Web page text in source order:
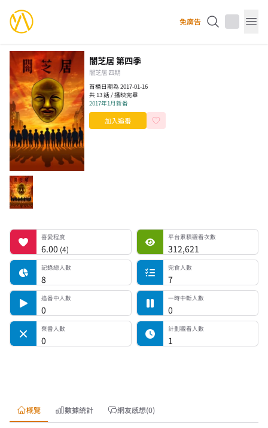
YourAnimes 你的動畫 免廣告
闇芝居 第四季
闇芝居 四期
首播日期為 2017-01-16
共 13 話 / 播映完畢
2017年1月新番
加入追番
喜愛程度喜愛程度
6.00 (4)
平台累積觀看次數 平台累積觀看次數
312,621
記錄總人數
記錄總人數
8
完食人數
完食人數
7
追番中人數
追番中人數
0
一時中斷人數
一時中斷人數
0
棄番人數
棄番人數
0
計劃觀看人數
計劃觀看人數
1
概覽 數據統計 網友感想(0)